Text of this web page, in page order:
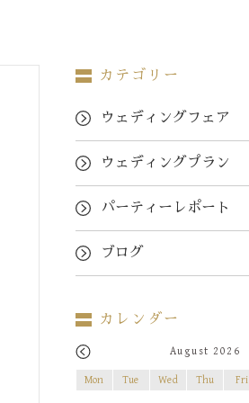
カテゴリー
ウェディングフェア
ウェディングプラン
パーティーレポート
ブログ
カレンダー
August 2026
Mon Tue Wed Thu Fri